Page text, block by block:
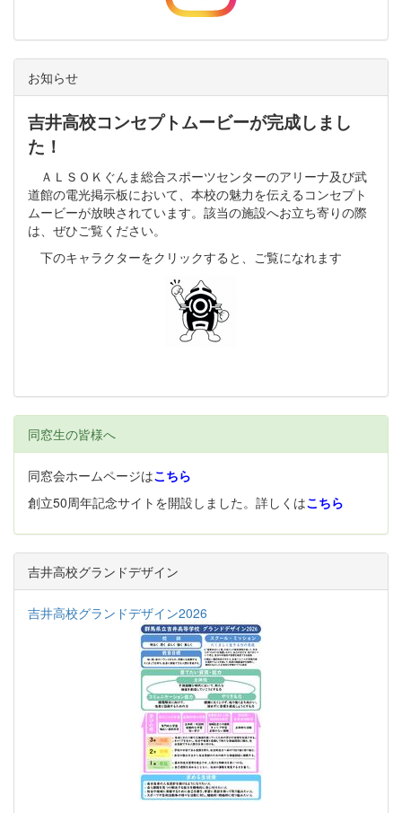
お知らせ
吉井高校コンセプトムービーが完成しまし
た！
ＡＬＳＯＫぐんま総合スポーツセンターのアリーナ及び武
道館の電光掲示板において、本校の魅力を伝えるコンセプト
ムービーが放映されています。該当の施設へお立ち寄りの際
は、ぜひご覧ください。
下のキャラクターをクリックすると、ご覧になれます
同窓生の皆様へ
同窓会ホームページはこちら
創立50周年記念サイトを開設しました。詳しくはこちら
吉井高校グランドデザイン
吉井高校グランドデザイン2026